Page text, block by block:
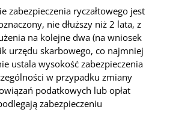
zabezpieczenia ryczałtowego jest
nie dłuższy niż 2 lata, z
na kolejne dwa (na wniosek
urzędu skarbowego, co najmniej
ustala wysokość zabezpieczenia
w przypadku zmiany
podatkowych lub opłat
zabezpieczeniu